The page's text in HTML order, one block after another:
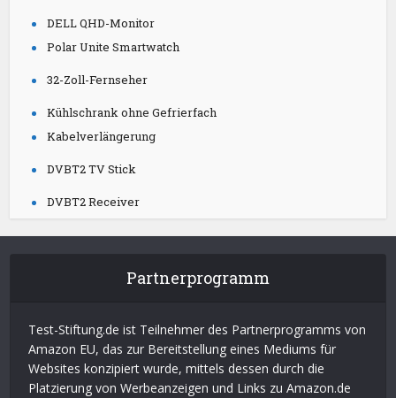
DELL QHD-Monitor
Polar Unite Smartwatch
32-Zoll-Fernseher
Kühlschrank ohne Gefrierfach
Kabelverlängerung
DVBT2 TV Stick
DVBT2 Receiver
Partnerprogramm
Test-Stiftung.de ist Teilnehmer des Partnerprogramms von
Amazon EU, das zur Bereitstellung eines Mediums für
Websites konzipiert wurde, mittels dessen durch die
Platzierung von Werbeanzeigen und Links zu Amazon.de